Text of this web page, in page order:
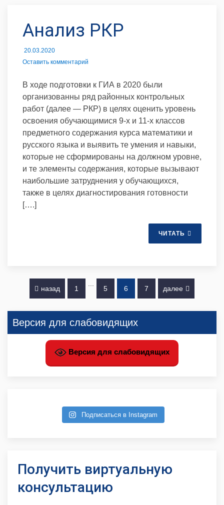
Анализ РКР
20.03.2020
Оставить комментарий
В ходе подготовки к ГИА в 2020 были
организованны ряд районных контрольных
работ (далее — РКР) в целях оценить уровень
освоения обучающимися 9-х и 11-х классов
предметного содержания курса математики и
русского языка и выявить те умения и навыки,
которые не сформированы на должном уровне,
и те элементы содержания, которые вызывают
наибольшие затруднения у обучающихся,
также в целях диагностирования готовности
[….]
ЧИТАТЬ
назад 1 5 6 7 далее
Версия для слабовидящих
Версия для слабовидящих
Подписаться в Instagram
Получить виртуальную
консультацию